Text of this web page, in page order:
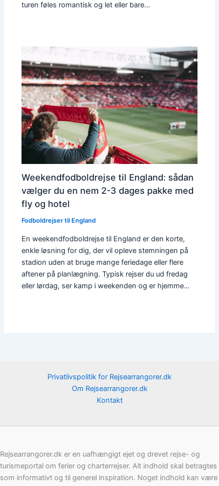
turen føles romantisk og let eller bare…
Weekendfodboldrejse til England: sådan
vælger du en nem 2-3 dages pakke med
fly og hotel
Fodboldrejser til England
En weekendfodboldrejse til England er den korte,
enkle løsning for dig, der vil opleve stemningen på
stadion uden at bruge mange feriedage eller flere
aftener på planlægning. Typisk rejser du ud fredag
eller lørdag, ser kamp i weekenden og er hjemme…
Privatlivspolitik for Rejsearrangorer.dk
Om Rejsearrangorer.dk
Kontakt
Rejsearrangorer.dk er en uafhængigt ejet og drevet rejse- og
turismeportal om ferier og charterrejser. Alt indhold skal betragtes
som informativt og til generel inspiration. Noget indhold kan være